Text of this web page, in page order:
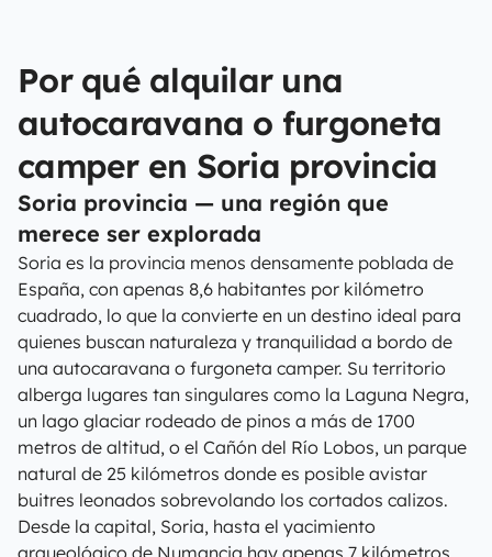
Por qué alquilar una
autocaravana o furgoneta
camper en Soria provincia
Soria provincia — una región que
merece ser explorada
Soria es la provincia menos densamente poblada de
España, con apenas 8,6 habitantes por kilómetro
cuadrado, lo que la convierte en un destino ideal para
quienes buscan naturaleza y tranquilidad a bordo de
una autocaravana o furgoneta camper. Su territorio
alberga lugares tan singulares como la Laguna Negra,
un lago glaciar rodeado de pinos a más de 1700
metros de altitud, o el Cañón del Río Lobos, un parque
natural de 25 kilómetros donde es posible avistar
buitres leonados sobrevolando los cortados calizos.
Desde la capital, Soria, hasta el yacimiento
arqueológico de Numancia hay apenas 7 kilómetros,